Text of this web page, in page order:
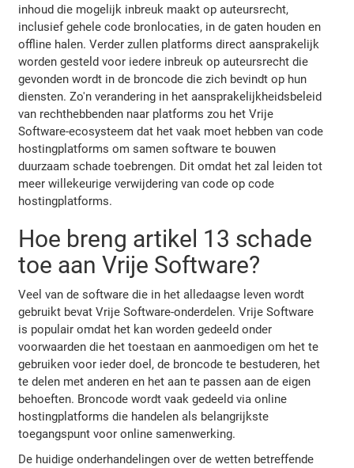
inhoud die mogelijk inbreuk maakt op auteursrecht,
inclusief gehele code bronlocaties, in de gaten houden en
offline halen. Verder zullen platforms direct aansprakelijk
worden gesteld voor iedere inbreuk op auteursrecht die
gevonden wordt in de broncode die zich bevindt op hun
diensten. Zo'n verandering in het aansprakelijkheidsbeleid
van rechthebbenden naar platforms zou het Vrije
Software-ecosysteem dat het vaak moet hebben van code
hostingplatforms om samen software te bouwen
duurzaam schade toebrengen. Dit omdat het zal leiden tot
meer willekeurige verwijdering van code op code
hostingplatforms.
Hoe breng artikel 13 schade
toe aan Vrije Software?
Veel van de software die in het alledaagse leven wordt
gebruikt bevat Vrije Software-onderdelen. Vrije Software
is populair omdat het kan worden gedeeld onder
voorwaarden die het toestaan en aanmoedigen om het te
gebruiken voor ieder doel, de broncode te bestuderen, het
te delen met anderen en het aan te passen aan de eigen
behoeften. Broncode wordt vaak gedeeld via online
hostingplatforms die handelen als belangrijkste
toegangspunt voor online samenwerking.
De huidige onderhandelingen over de wetten betreffende